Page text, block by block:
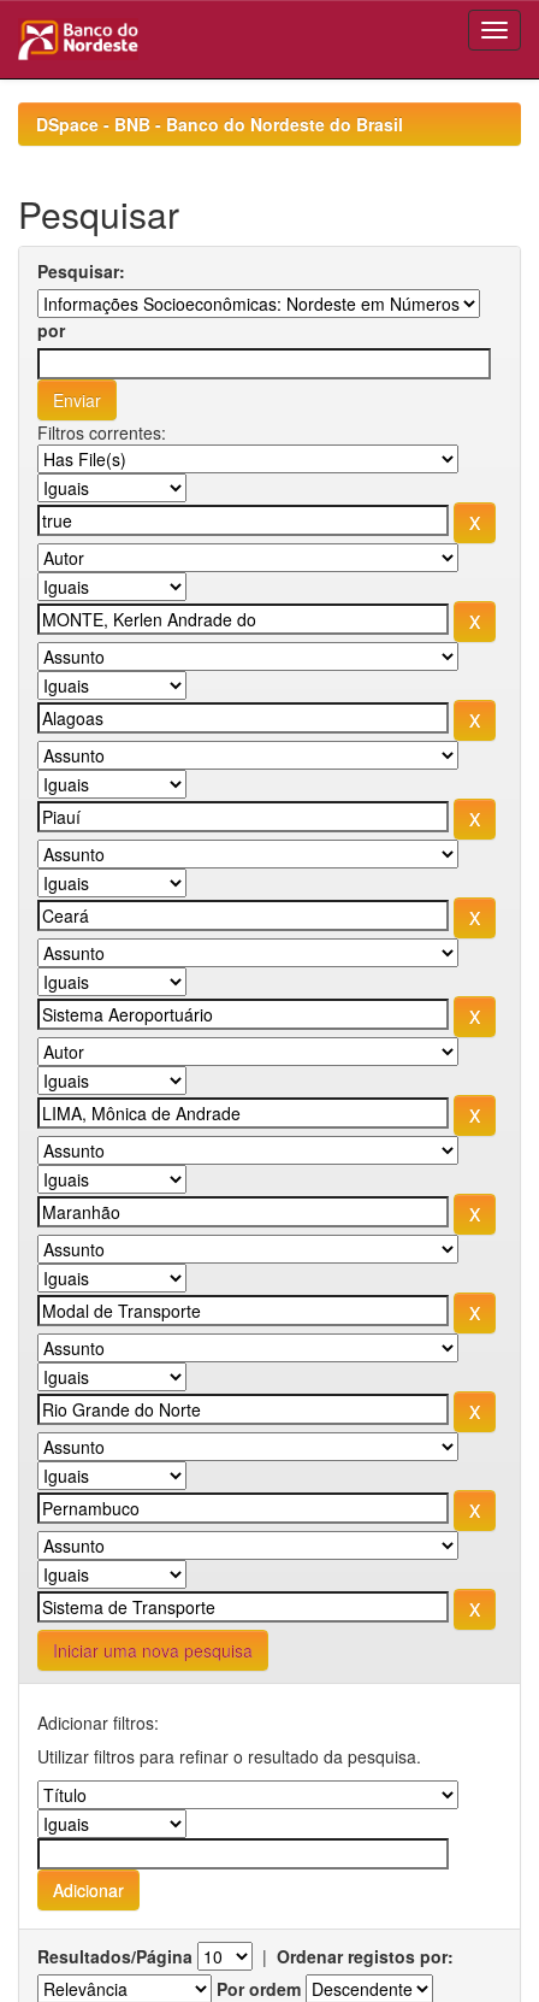
navigationDSpace - BNB - Banco do Nordeste do Brasil
Pesquisar
Pesquisar:
por
Filtros correntes:
Iniciar uma nova pesquisa
Adicionar filtros:
Utilizar filtros para refinar o resultado da pesquisa.
Resultados/Página | Ordenar registos por:
Por ordem